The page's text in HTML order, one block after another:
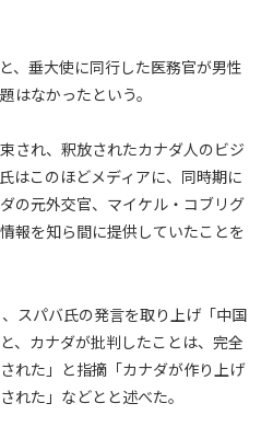
、垂大使に同行した医務官が男性
はなかったという。
され、釈放されたカナダ人のビジ
はこのほどメディアに、同時期に
の元外交官、マイケル・コブリグ
報を知ら間に提供していたことを
スパバ氏の発言を取り上げ「中国
、カナダが批判したことは、完全
れた」と指摘「カナダが作り上げ
れた」などとと述べた。